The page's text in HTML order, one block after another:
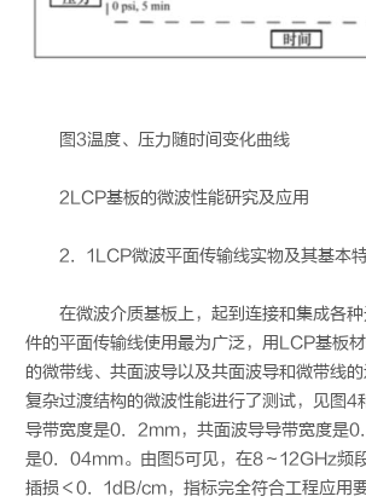
图3温度、压力随时间变化曲线
2LCP基板的微波性能研究及应用
2．1LCP微波平面传输线实物及其基本
在微波介质基板上，起到连接和集成各
件的平面传输线使用最为广泛，用LCP基板
的微带线、共面波导以及共面波导和微带线
复杂过渡结构的微波性能进行了测试，见图4
导带宽度是0．2mm，共面波导导带宽度是
是0．04mm。由图5可见，在8～12GHz频
插损＜0．1dB/cm，指标完全符合工程应用